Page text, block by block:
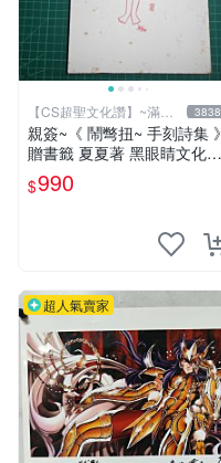
【CS超聖文化讚】~滿千
元送運
3838
親簽~《 鬧彆扭~ 手刻詩集 》
贈書籤 夏夏著 黑眼睛文化
【CS超聖文化2讚】
$990
超人氣賣家